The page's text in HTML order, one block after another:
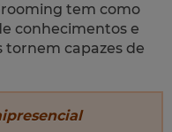
tem como
conhecimentos e
tornem capazes de